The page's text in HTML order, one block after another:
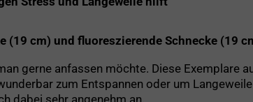
(19 cm) und fluoreszierende Schnecke (19
gerne anfassen möchte. Diese Exemplare
zum Entspannen oder um
dabei sehr angenehm an.